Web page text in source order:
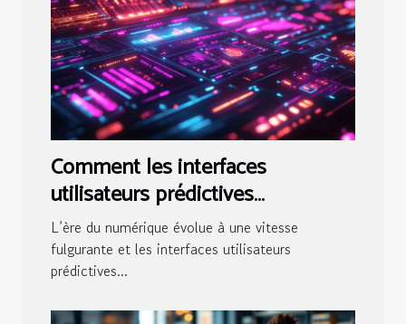
Comment les interfaces
utilisateurs prédictives
transforment l'interaction digitale
?
L’ère du numérique évolue à une vitesse
fulgurante et les interfaces utilisateurs
prédictives...